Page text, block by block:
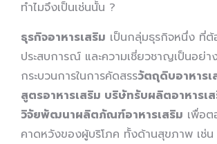
ทำไมจึงเป็นเช่นนั้น ?
ธุรกิจอาหารเสริม เป็นกลุ่มธุรกิจหนึ่ง ที่ต้
ประสบการณ์ และความเชี่ยวชาญเป็นอย่
กระบวนการในการคัดสรรวัตถุดิบอาหารเ
สูตรอาหารเสริม บริษัทรับผลิตอาหารเ
วิจัยพัฒนาผลิตภัณฑ์อาหารเสริม เพื่อ
คาดหวังของผู้บริโภค ทั้งด้านสุขภาพ เช่